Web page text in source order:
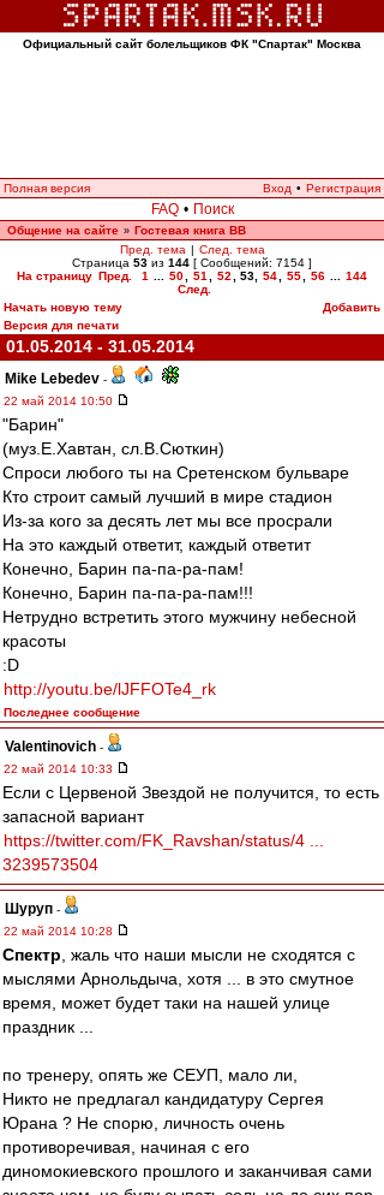
Официальный сайт болельщиков ФК "Спартак" Москва
Полная версия Вход • Регистрация
FAQ • Поиск
Общение на сайте » Гостевая книга ВВ
Пред. тема | След. тема
Страница 53 из 144 [ Сообщений: 7154 ]
На страницу Пред. 1 50 51 52 53 54 55 56
144
След.
Начать новую тему
Добавить
Версия для печати
01.05.2014 - 31.05.2014
Mike Lebedev -
22 май 2014 10:50
"Барин"
(муз.Е.Хавтан, сл.В.Сюткин)
Спроси любого ты на Сретенском бульваре
Кто строит самый лучший в мире стадион
Из-за кого за десять лет мы все просрали
На это каждый ответит, каждый ответит
Конечно, Барин па-па-ра-пам!
Конечно, Барин па-па-ра-пам!!!
Нетрудно встретить этого мужчину небесной
красоты
:D
http://youtu.be/lJFFOTe4_rk
Последнее сообщение
Valentinovich -
22 май 2014 10:33
Если с Цервеной Звездой не получится, то есть
запасной вариант
https://twitter.com/FK_Ravshan/status/4 ...
3239573504
Шуруп -
22 май 2014 10:28
Спектр , жаль что наши мысли не сходятся с
мыслями Арнольдыча, хотя ... в это смутное
время, может будет таки на нашей улице
праздник ...
по тренеру, опять же СЕУП, мало ли,
Никто не предлагал кандидатуру Сергея
Юрана ? Не спорю, личность очень
противоречивая, начиная с его
диномокиевского прошлого и заканчивая сами